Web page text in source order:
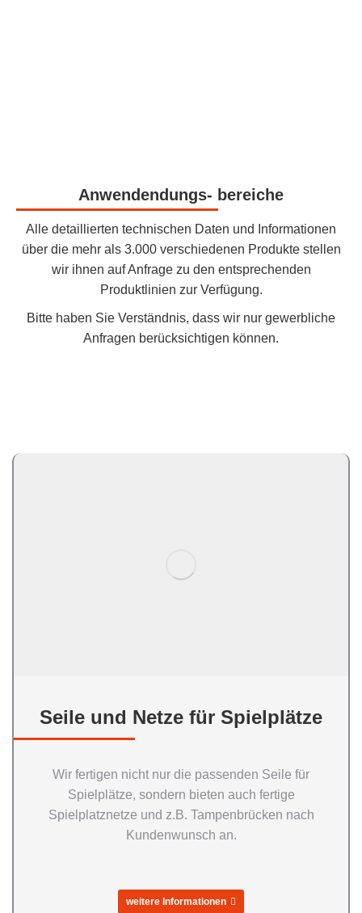
Anwendendungs- bereiche
Alle detaillierten technischen Daten und Informationen
über die mehr als 3.000 verschiedenen Produkte stellen
wir ihnen auf Anfrage zu den entsprechenden
Produktlinien zur Verfügung.
Bitte haben Sie Verständnis, dass wir nur gewerbliche
Anfragen berücksichtigen können.
Seile und Netze für Spielplätze
Wir fertigen nicht nur die passenden Seile für
Spielplätze, sondern bieten auch fertige
Spielplatznetze und z.B. Tampenbrücken nach
Kundenwunsch an.
weitere Informationen